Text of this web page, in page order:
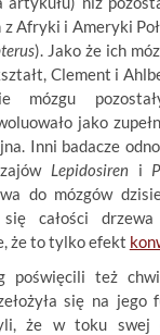
Afryki i Ameryki
). Jako że ich
Clement i
mózgu
jako
Inni badacze
Lepidosireni
do mózgów
całości
że to tylko efekt
poświęcili też
się na jego
że w toku swej